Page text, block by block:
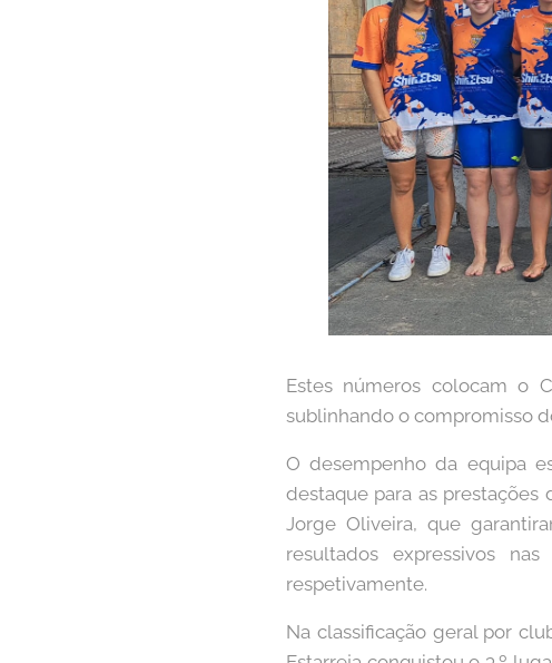
Estes números colocam o
sublinhando o compromisso
O desempenho da equipa
destaque para as prestações
Jorge Oliveira, que
resultados expressivos
respetivamente.
Na classificação geral por